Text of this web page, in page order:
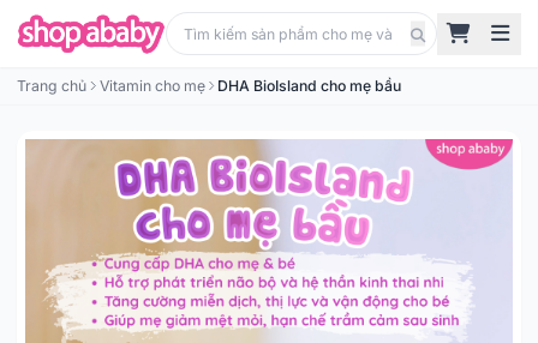
Trang chủ Vitamin cho mẹ DHA BioIsland cho mẹ bầu